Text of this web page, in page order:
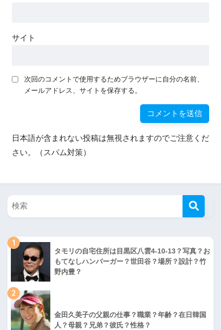
サイト
次回のコメントで使用するためブラウザーに自分の名前、
メールアドレス、サイトを保存する。
日本語が含まれない投稿は無視されますのでご注意くだ
さい。（スパム対策）
1
タモリの自宅住所は目黒区八雲4-10-13？写真？お
もてなしハンバーガー？世田谷？場所？設計？竹
野内豊？
2
金田久美子の父親の仕事？職業？年齢？在日韓国
人？母親？兄弟？彼氏？性格？